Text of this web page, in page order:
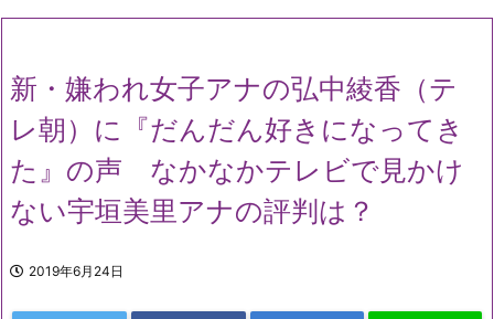
新・嫌われ女子アナの弘中綾香（テ
レ朝）に『だんだん好きになってき
た』の声 なかなかテレビで見かけ
ない宇垣美里アナの評判は？
2019年6月24日